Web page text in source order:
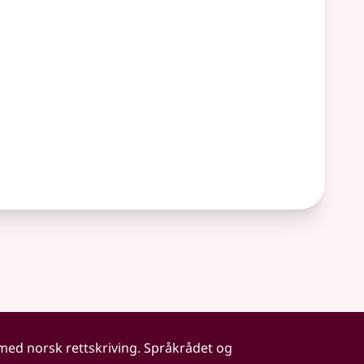
norsk rettskriving. Språkrådet og